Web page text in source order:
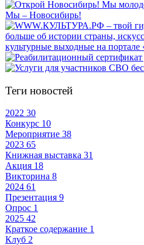
Теги новостей
2022 30
Конкурс 10
Мероприятие 38
2023 65
Книжная выставка 31
Акция 18
Викторина 8
2024 61
Презентация 9
Опрос 1
2025 42
Краткое содержание 1
Клуб 2